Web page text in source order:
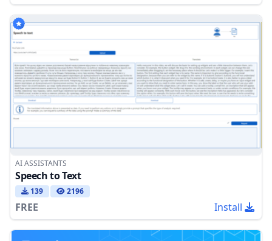
AI ASSISTANTS
Speech to Text
139 2196
FREE Install